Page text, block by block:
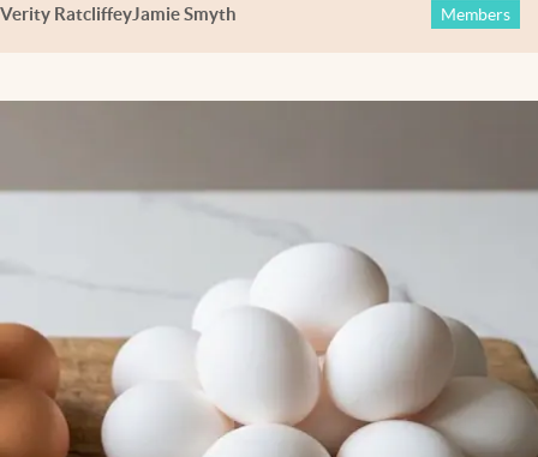
Verity RatcliffeyJamie Smyth Members